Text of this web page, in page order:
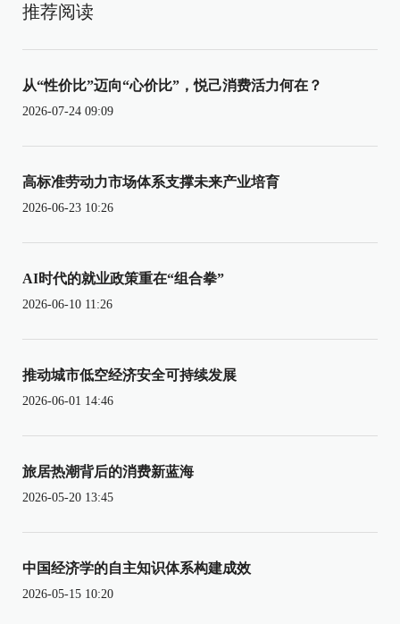
推荐阅读
从“性价比”迈向“心价比”，悦己消费活力何在？
2026-07-24 09:09
高标准劳动力市场体系支撑未来产业培育
2026-06-23 10:26
AI时代的就业政策重在“组合拳”
2026-06-10 11:26
推动城市低空经济安全可持续发展
2026-06-01 14:46
旅居热潮背后的消费新蓝海
2026-05-20 13:45
中国经济学的自主知识体系构建成效
2026-05-15 10:20